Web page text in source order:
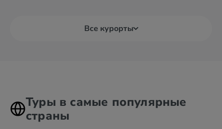
Все курорты
Туры в самые популярные
страны